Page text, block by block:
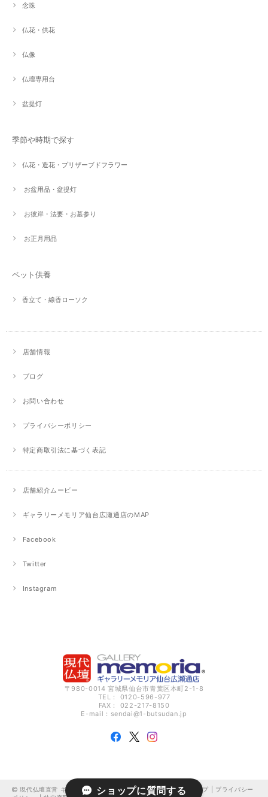
念珠
仏花・供花
仏像
仏壇専用台
盆提灯
季節や時期で探す
仏花・造花・プリザーブドフラワー
お盆用品・盆提灯
お彼岸・法要・お墓参り
お正月用品
ペット供養
香立て・線香ローソク
店舗情報
ブログ
お問い合わせ
プライバシーポリシー
特定商取引法に基づく表記
店舗紹介ムービー
ギャラリーメモリア仙台広瀬通店のMAP
Facebook
Twitter
Instagram
〒980-0014 宮城県仙台市青葉区本町2-1-8
TEL： 0120-596-977
FAX： 022-217-8150
E-mail： sendai@1-butsudan.jp
現代仏壇直営 ギャラリーメモリア仙台広瀬通 オンラインショップ | プライバシー
ショップに質問する